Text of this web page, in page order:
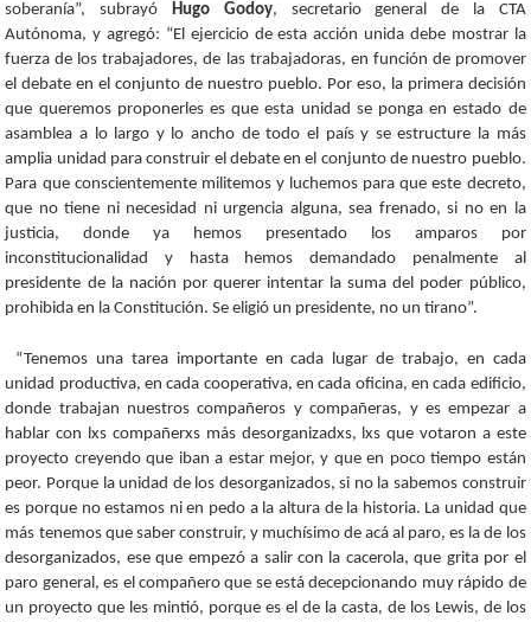
soberanía”, subrayó Hugo Godoy, secretario general de la CTA
Autónoma, y agregó: “El ejercicio de esta acción unida debe mostrar la
fuerza de los trabajadores, de las trabajadoras, en función de promover
el debate en el conjunto de nuestro pueblo. Por eso, la primera decisión
que queremos proponerles es que esta unidad se ponga en estado de
asamblea a lo largo y lo ancho de todo el país y se estructure la más
amplia unidad para construir el debate en el conjunto de nuestro pueblo.
Para que conscientemente militemos y luchemos para que este decreto,
que no tiene ni necesidad ni urgencia alguna, sea frenado, si no en la
justicia, donde ya hemos presentado los amparos por
inconstitucionalidad y hasta hemos demandado penalmente al
presidente de la nación por querer intentar la suma del poder público,
prohibida en la Constitución. Se eligió un presidente, no un tirano”.
“Tenemos una tarea importante en cada lugar de trabajo, en cada
unidad productiva, en cada cooperativa, en cada oficina, en cada edificio,
donde trabajan nuestros compañeros y compañeras, y es empezar a
hablar con lxs compañerxs más desorganizadxs, lxs que votaron a este
proyecto creyendo que iban a estar mejor, y que en poco tiempo están
peor. Porque la unidad de los desorganizados, si no la sabemos construir
es porque no estamos ni en pedo a la altura de la historia. La unidad que
más tenemos que saber construir, y muchísimo de acá al paro, es la de los
desorganizados, ese que empezó a salir con la cacerola, que grita por el
paro general, es el compañero que se está decepcionando muy rápido de
un proyecto que les mintió, porque es el de la casta, de los Lewis, de los